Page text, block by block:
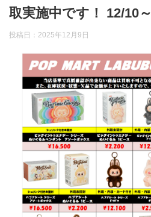
取実施中です！ 12/10～
投稿日： 2025年12月9日